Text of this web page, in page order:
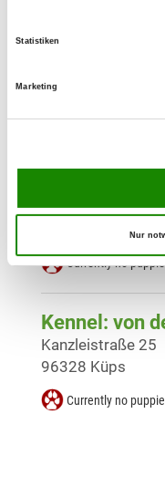
Statistiken
Marketing
Nur
Kennel: von
96242 Sonnefeld
Kennel: vom
Angerstr. 4
96472 Rödental
Currently no
Kennel: von
Kanzleistraße 25
96328 Küps
Currently no